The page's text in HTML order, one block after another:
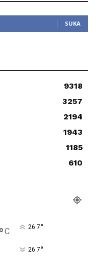
SUKA
9318
3257
2194
1943
1185
610
°C 26.7°
26.7°